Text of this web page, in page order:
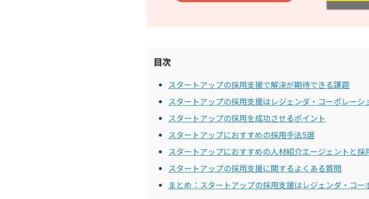
目次
スタートアップの採用支援で解決が期待できる課題
スタートアップの採用支援はレジェンダ・コーポレー
スタートアップの採用を成功させるポイント
スタートアップにおすすめの採用手法5選
スタートアップにおすすめの人材紹介エージェントと採
スタートアップの採用支援に関するよくある質問
まとめ：スタートアップの採用支援はレジェンダ・コ